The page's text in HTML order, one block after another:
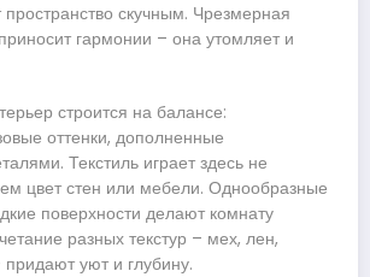
скучным. Чрезмерная
гармонии – она утомляет и
строится на балансе:
оттенки, дополненные
Текстиль играет здесь не
цвет стен или мебели. Однообразные
поверхности делают комнату
разных текстур – мех, лен,
уют и глубину.